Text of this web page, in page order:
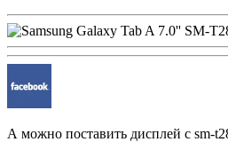
А можно поставить дисплей с sm-